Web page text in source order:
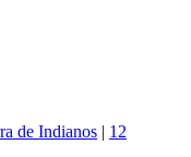
de Indianos | 12